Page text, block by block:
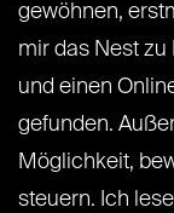
gewöhnen,
mir das Nest
und einen
gefunden.
Möglichkeit,
steuern. Ich